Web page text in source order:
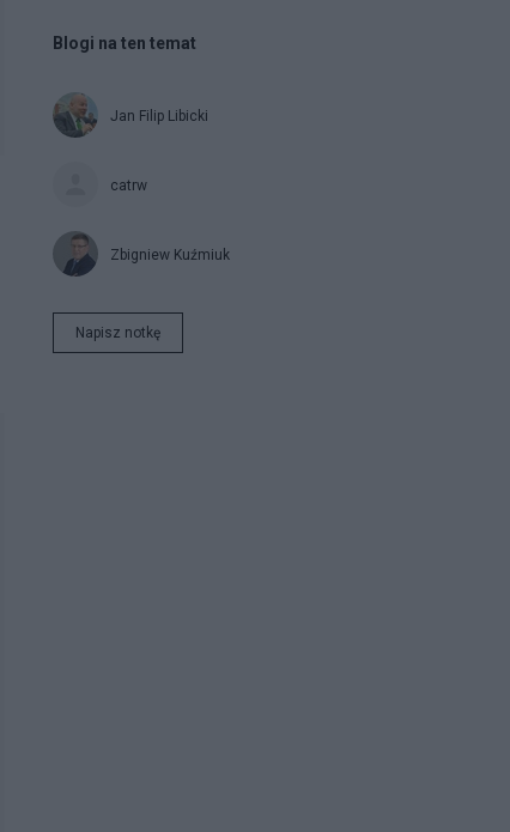
Blogi na ten temat
Jan Filip Libicki
catrw
Zbigniew Kuźmiuk
Napisz notkę